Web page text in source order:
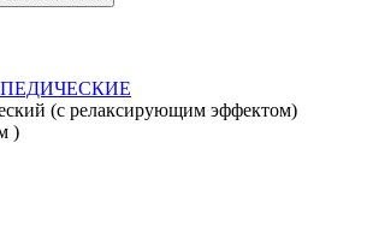
(с релаксирующим эффектом)
)